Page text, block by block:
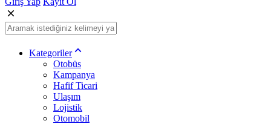
Kategoriler
Otobüs
Kampanya
Hafif Ticari
Ulaşım
Lojistik
Otomobil